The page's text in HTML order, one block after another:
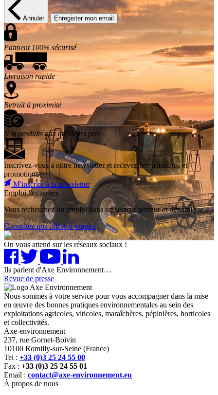
Annuler Enregister mon email
Paiment 100% sécurisé
Livraison rapide
Retrait à proximité
Nos produits aux meilleurs prix
Inscrivez-vous à notre newsletter et recevez nos actualités et
promotions
M'inscrire à la newsletter
Emploi & carrière
Vous recherchez un emploi dans un secteur porteur et dynamique ?
Consultez nos offres d’emploi
On vous attend sur les réseaux sociaux !
Ils parlent d'Axe Environnement…
Revue de presse
Nous sommes à votre service pour vous accompagner dans la mise
en œuvre des bonnes pratiques environnementales au sein des
exploitations agricoles, viticoles, maraîchères, pépinières, horticoles
et collectivités.
Axe-environnement
237, rue Gornet-Boivin
10100 Romilly-sur-Seine (France)
Tel : +33 (0)3 25 24 55 00
Fax : +33 (0)3 25 24 55 01
Email : contact@axe-environnement.eu
À propos de nous